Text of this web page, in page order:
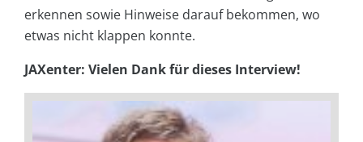
erkennen sowie Hinweise darauf bekommen, wo
etwas nicht klappen konnte.
JAXenter: Vielen Dank für dieses Interview!